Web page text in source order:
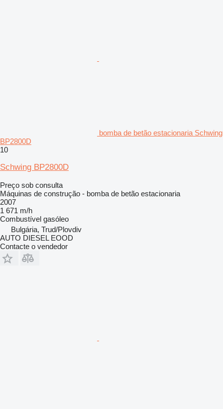
bomba de betão estacionaria Schwing
BP2800D
10
Schwing BP2800D
Preço sob consulta
Máquinas de construção - bomba de betão estacionaria
2007
1 671 m/h
Combustível gasóleo
Bulgária, Trud/Plovdiv
AUTO DIESEL EOOD
Contacte o vendedor